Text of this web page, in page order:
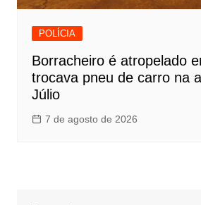
POLÍCIA
Borracheiro é atropelado
trocava pneu de carro na
Júlio
7 de agosto de 2026